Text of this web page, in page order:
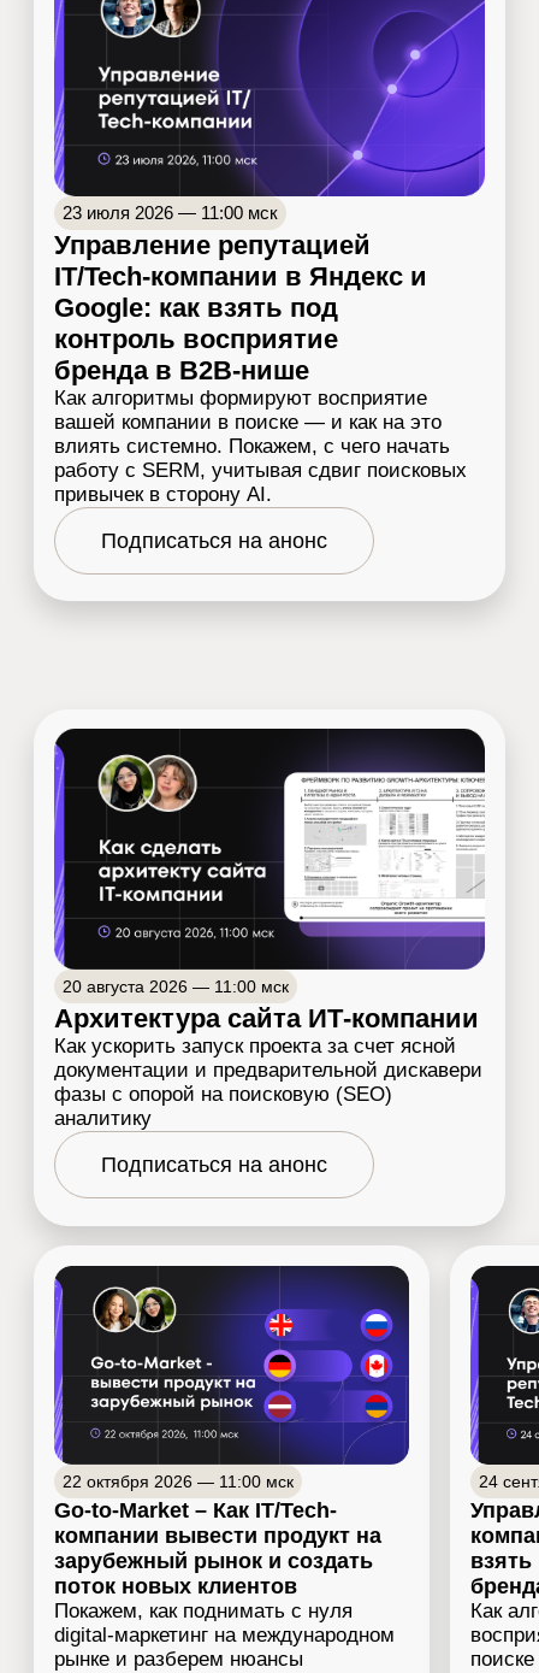
Основатель и руководитель направления
органического роста (Organic Growth).
Помогает ИТ-компаниям в разработке и
реализации долгосрочных стратегий
продвижения в технологических нишах.
Роман Макаров
Отраслевая экспертиза:
Задать вопрос эксперту →
Продвижение SaaS-компаний и IT-проектов на
зарубежных рынках
Маркетинг IT-компаний: Руководство по
продвижению технологичных B2B-продуктов
Как продвинуть IT-компанию и завалить отдел
продаж лидами
о бизнесе от Т‑Банка
Публикации в отраслевых СМИ
Product-led marketing: стратегия продвижения PLG-
продуктов
Развитие цифровых продуктов
Руководитель SEO-направления и проектного
Ольга Горская
Специализация:Маркетинг в ИТ • Стратегии
роста (Growth) • Масштабирование бизнеса
(новые рынки) • x3 квалифицированным лидам
(MQL)